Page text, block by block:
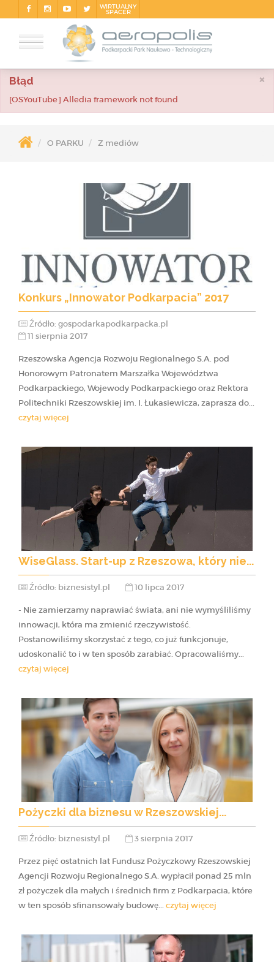
WIRTUALNY
SPACER
×
Błąd
[OSYouTube] Alledia framework not found
O PARKU Z mediów
Konkurs „Innowator Podkarpacia” 2017
Źródło: gospodarkapodkarpacka.pl
11 sierpnia 2017
Rzeszowska Agencja Rozwoju Regionalnego S.A. pod
Honorowym Patronatem Marszałka Województwa
Podkarpackiego, Wojewody Podkarpackiego oraz Rektora
Politechniki Rzeszowskiej im. I. Łukasiewicza, zaprasza do...
czytaj więcej
WiseGlass. Start-up z Rzeszowa, który nie...
Źródło: biznesistyl.pl 10 lipca 2017
- Nie zamierzamy naprawiać świata, ani nie wymyśliliśmy
innowacji, która ma zmienić rzeczywistość.
Postanowiliśmy skorzystać z tego, co już funkcjonuje,
udoskonalić to i w ten sposób zarabiać. Opracowaliśmy...
czytaj więcej
Pożyczki dla biznesu w Rzeszowskiej...
Źródło: biznesistyl.pl 3 sierpnia 2017
Przez pięć ostatnich lat Fundusz Pożyczkowy Rzeszowskiej
Agencji Rozwoju Regionalnego S.A. wypłacił ponad 25 mln
zł pożyczek dla małych i średnich firm z Podkarpacia, które
w ten sposób sfinansowały budowę... czytaj więcej